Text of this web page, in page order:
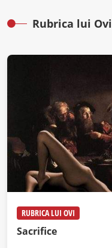
Rubrica lui Ovi
RUBRICA LUI OVI
Sacrifice